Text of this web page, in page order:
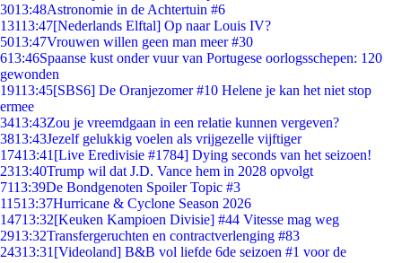
3013:48Astronomie in de Achtertuin #6
13113:47[Nederlands Elftal] Op naar Louis IV?
5013:47Vrouwen willen geen man meer #30
613:46Spaanse kust onder vuur van Portugese oorlogsschepen: 120
gewonden
19113:45[SBS6] De Oranjezomer #10 Helene je kan het niet stop
ermee
3413:43Zou je vreemdgaan in een relatie kunnen vergeven?
3813:43Jezelf gelukkig voelen als vrijgezelle vijftiger
17413:41 [Live Eredivisie #1784] Dying seconds van het seizoen!
2313:40Trump wil dat J.D. Vance hem in 2028 opvolgt
7113:39De Bondgenoten Spoiler Topic #3
11513:37Hurricane & Cyclone Season 2026
14713:32[Keuken Kampioen Divisie] #44 Vitesse mag weg
2913:32Transfergeruchten en contractverlenging #83
24313:31 [Videoland] B&B vol liefde 6de seizoen #1 voor de